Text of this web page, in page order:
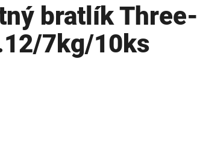
bratlík Three-
7kg/10ks